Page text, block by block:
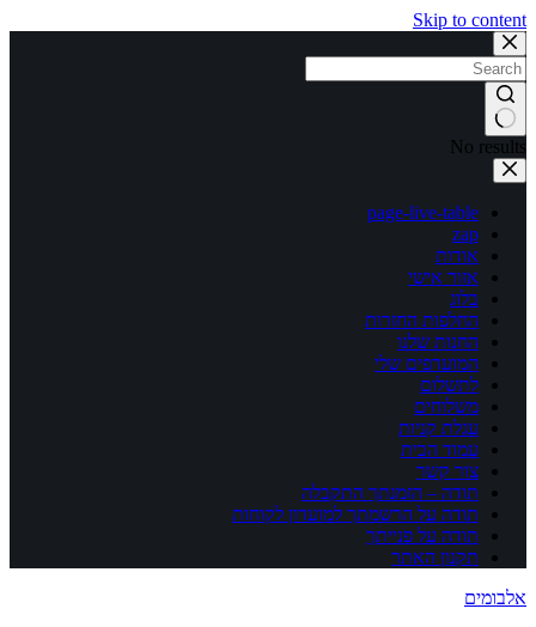
Skip to content
No results
page-live-table
zap
אודות
אזור אישי
בלוג
החלפות החזרות
החנות שלנו
המועדפים שלי
לתשלום
משלוחים
עגלת קניות
עמוד הבית
צור קשר
תודה – הזמנתך התקבלה
תודה על הרשמתך למועדון לקוחות
תודה על פנייתך
תקנון האתר
אלבומים